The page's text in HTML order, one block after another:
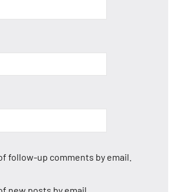
follow-up comments by email.